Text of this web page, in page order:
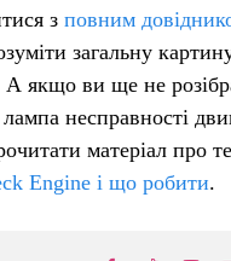
з повним
загальну
А якщо ви ще не
лампа несправності
матеріал про
Engine і що робити.